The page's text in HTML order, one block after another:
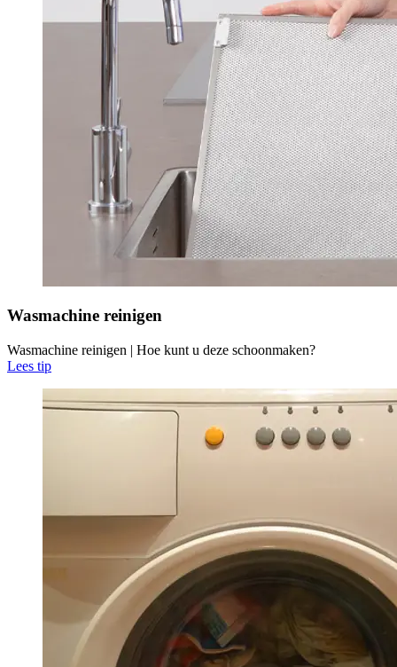
Wasmachine reinigen
Wasmachine reinigen | Hoe kunt u deze schoonmaken?
Lees tip